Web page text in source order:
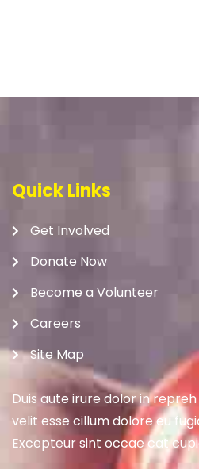
Quick Links
Get Involved
Donate Now
Become a Volunteer
Careers
Site Map
Duis aute irure dolor in
velit esse cillum dolore eu
Excepteur sint occae cat